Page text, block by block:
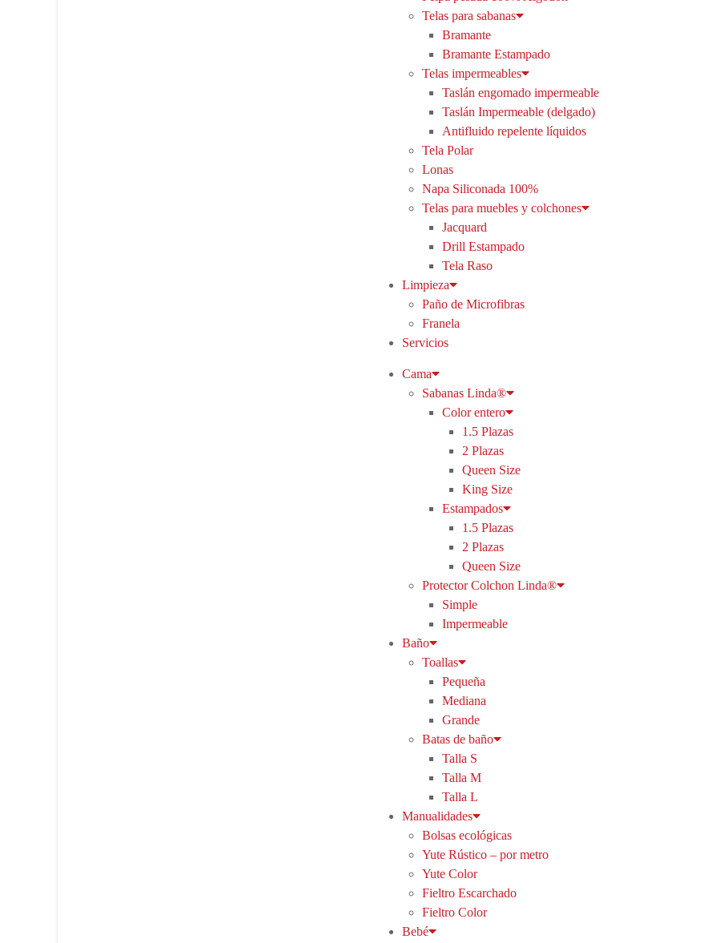
Telas para sabanas
Bramante
Bramante Estampado
Telas impermeables
Taslán engomado impermeable
Taslán Impermeable (delgado)
Antifluido repelente líquidos
Tela Polar
Lonas
Napa Siliconada 100%
Telas para muebles y colchones
Jacquard
Drill Estampado
Tela Raso
Limpieza
Paño de Microfibras
Franela
Servicios
Cama
Sabanas Linda®
Color entero
1.5 Plazas
2 Plazas
Queen Size
King Size
Estampados
1.5 Plazas
2 Plazas
Queen Size
Protector Colchon Linda®
Simple
Impermeable
Baño
Toallas
Pequeña
Mediana
Grande
Batas de baño
Talla S
Talla M
Talla L
Manualidades
Bolsas ecológicas
Yute Rústico – por metro
Yute Color
Fieltro Escarchado
Fieltro Color
Bebé